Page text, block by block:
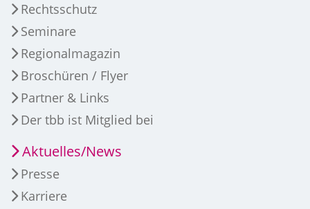
Rechtsschutz
Seminare
Regionalmagazin
Broschüren / Flyer
Partner & Links
Der tbb ist Mitglied bei
Aktuelles/News
Presse
Karriere